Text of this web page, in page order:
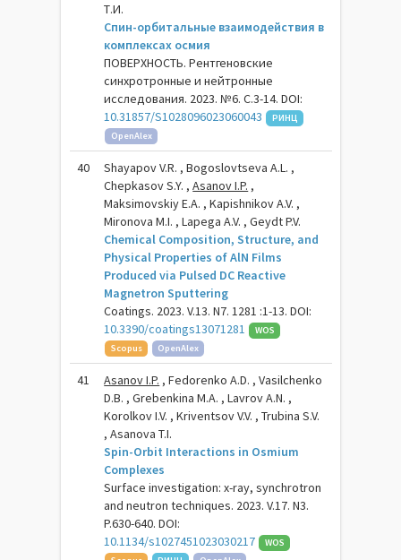
Т.И.
Спин-орбитальные взаимодействия в
комплексах осмия
ПОВЕРХНОСТЬ. Рентгеновские
синхротронные и нейтронные
исследования. 2023. №6. С.3-14. DOI:
10.31857/S1028096023060043
РИНЦ
OpenAlex
40
Shayapov V.R. , Bogoslovtseva A.L. ,
Chepkasov S.Y. ,Asanov I.P. ,
Maksimovskiy E.A. , Kapishnikov A.V. ,
Mironova M.I. , Lapega A.V. , Geydt P.V.
Chemical Composition, Structure, and
Physical Properties of AlN Films
Produced via Pulsed DC Reactive
Magnetron Sputtering
Coatings. 2023. V.13. N7. 1281 :1-13. DOI:
10.3390/coatings13071281
WOS
Scopus
OpenAlex
41 Asanov I.P. , Fedorenko A.D. , Vasilchenko
D.B. , Grebenkina M.A. , Lavrov A.N. ,
Korolkov I.V. , Kriventsov V.V. , Trubina S.V.
, Asanova T.I.
Spin-Orbit Interactions in Osmium
Complexes
Surface investigation: x-ray, synchrotron
and neutron techniques. 2023. V.17. N3.
P.630-640. DOI:
10.1134/s1027451023030217
WOS